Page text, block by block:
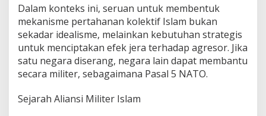
K
o
n
f
l
i
k
a
Dalam konteks ini, seruan untuk membentuk
mekanisme pertahanan kolektif Islam bukan
sekadar idealisme, melainkan kebutuhan strategis
untuk menciptakan efek jera terhadap agresor. Jika
satu negara diserang, negara lain dapat membantu
secara militer, sebagaimana Pasal 5 NATO.
Sejarah Aliansi Militer Islam